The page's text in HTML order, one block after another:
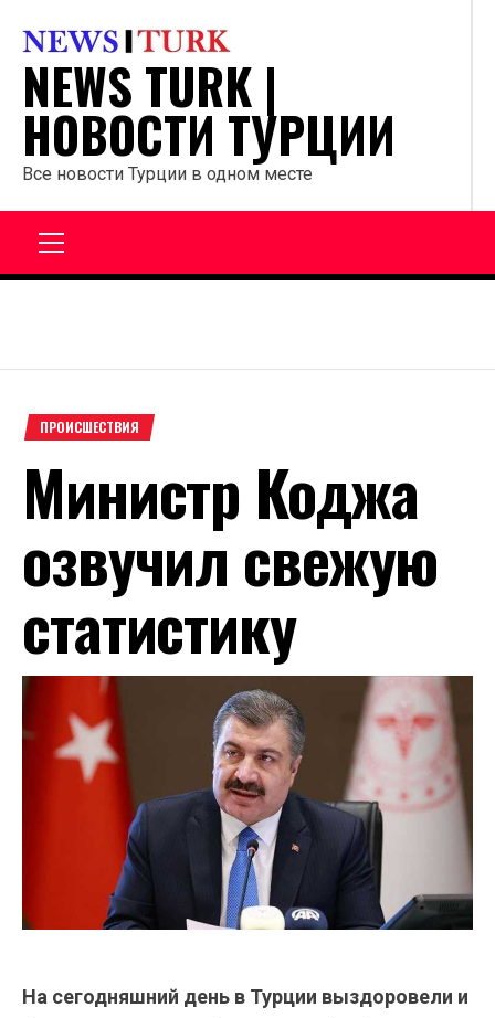
содержанию
NEWS TURK |
НОВОСТИ ТУРЦИИ
Все новости Турции в одном месте
ПРОИСШЕСТВИЯ
Министр Коджа
озвучил свежую
статистику
На сегодняшний день в Турции выздоровели и